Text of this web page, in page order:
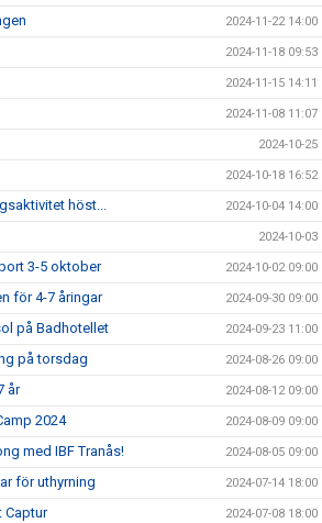
2024-11-22 14:00
2024-11-18 09:53
2024-11-15 14:11
2024-11-08 11:07
2024-10-25
2024-10-18 16:52
höst... 2024-10-04 14:00
2024-10-03
3-5 oktober 2024-10-02 09:00
för 4-7 åringar 2024-09-30 09:00
på Badhotellet 2024-09-23 11:00
på torsdag 2024-08-26 09:00
år 2024-08-12 09:00
2024 2024-08-09 09:00
med IBF Tranås! 2024-08-05 09:00
för uthyrning 2024-07-14 18:00
Captur 2024-07-08 18:00